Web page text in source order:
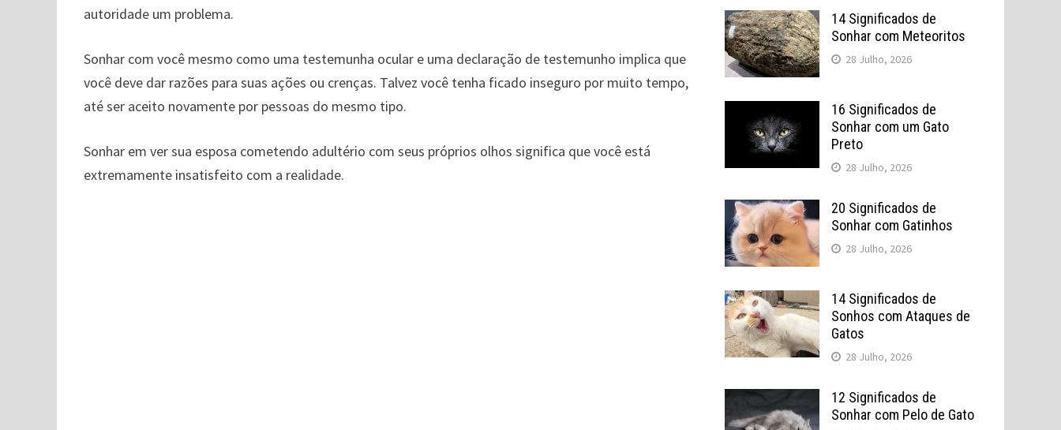
autoridade um problema.
Sonhar com você mesmo como uma testemunha ocular e uma declaração de testemunho implica que
você deve dar razões para suas ações ou crenças. Talvez você tenha ficado inseguro por muito tempo,
até ser aceito novamente por pessoas do mesmo tipo.
Sonhar em ver sua esposa cometendo adultério com seus próprios olhos significa que você está
extremamente insatisfeito com a realidade.
14 Significados de
Sonhar com Meteoritos
28 Julho, 2026
16 Significados de
Sonhar com um Gato
Preto
28 Julho, 2026
20 Significados de
Sonhar com Gatinhos
28 Julho, 2026
14 Significados de
Sonhos com Ataques de
Gatos
28 Julho, 2026
12 Significados de
Sonhar com Pelo de Gato